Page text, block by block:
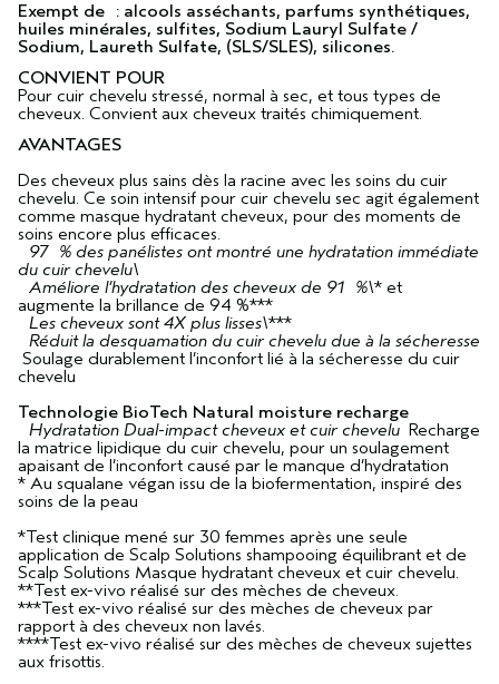
Exempt de : alcools asséchants, parfums synthétiques,
huiles minérales, sulfites, Sodium Lauryl Sulfate /
Sodium, Laureth Sulfate, (SLS/SLES), silicones.
CONVIENT POUR
Pour cuir chevelu stressé, normal à sec, et tous types de
cheveux. Convient aux cheveux traités chimiquement.
AVANTAGES
Des cheveux plus sains dès la racine avec les soins du cuir
chevelu. Ce soin intensif pour cuir chevelu sec agit également
comme masque hydratant cheveux, pour des moments de
soins encore plus efficaces.
97 % des panélistes ont montré une hydratation immédiate
du cuir chevelu\
Améliore l’hydratation des cheveux de 91 %\* et
augmente la brillance de 94 %***
Les cheveux sont 4X plus lisses\***
Réduit la desquamation du cuir chevelu due à la sécheresse
Soulage durablement l’inconfort lié à la sécheresse du cuir
chevelu
Technologie BioTech Natural moisture recharge
Hydratation Dual-impact cheveux et cuir chevelu Recharge
la matrice lipidique du cuir chevelu, pour un soulagement
apaisant de l’inconfort causé par le manque d’hydratation
* Au squalane végan issu de la biofermentation, inspiré des
soins de la peau
*Test clinique mené sur 30 femmes après une seule
application de Scalp Solutions shampooing équilibrant et de
Scalp Solutions Masque hydratant cheveux et cuir chevelu.
**Test ex-vivo réalisé sur des mèches de cheveux.
***Test ex-vivo réalisé sur des mèches de cheveux par
rapport à des cheveux non lavés.
****Test ex-vivo réalisé sur des mèches de cheveux sujettes
aux frisottis.